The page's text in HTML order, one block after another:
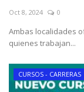
Oct 8, 2024 0
Ambas localidades
quienes trabajan...
CURSOS - CARRERAS